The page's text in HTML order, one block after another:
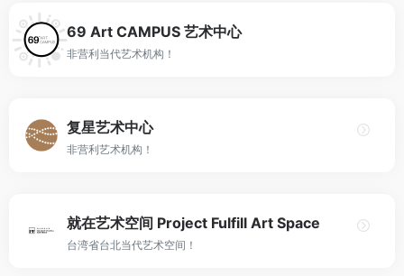
69 Art CAMPUS 艺术中心
非营利当代艺术机构！
复星艺术中心
非营利艺术机构！
就在艺术空间 Project Fulfill Art Space
台湾省台北当代艺术空间！